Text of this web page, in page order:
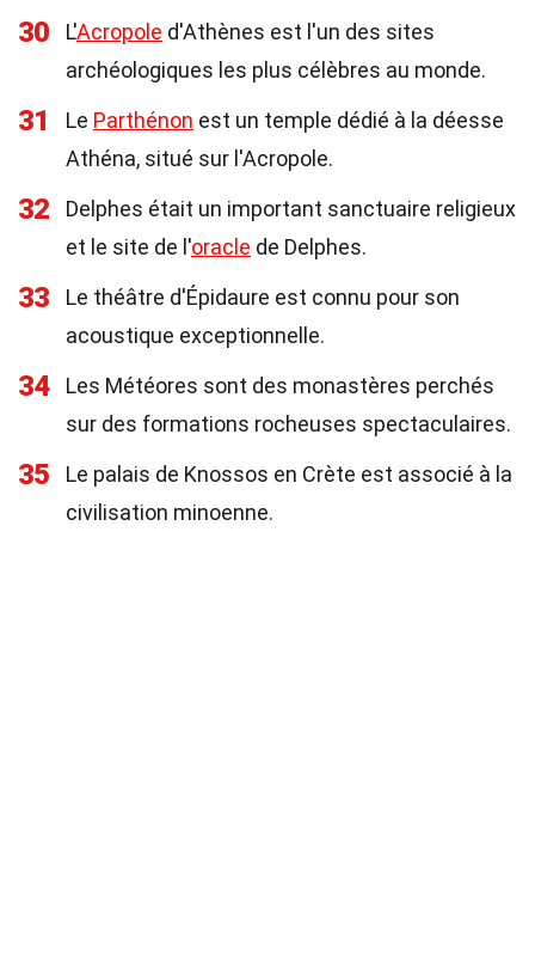
30 L'Acropole d'Athènes est l'un des sites
archéologiques les plus célèbres au monde.
31 Le Parthénon est un temple dédié à la déesse
Athéna, situé sur l'Acropole.
32
Delphes était un important sanctuaire religieux
et le site de l'oracle de Delphes.
33
Le théâtre d'Épidaure est connu pour son
acoustique exceptionnelle.
34
Les Météores sont des monastères perchés
sur des formations rocheuses spectaculaires.
35
Le palais de Knossos en Crète est associé à la
civilisation minoenne.